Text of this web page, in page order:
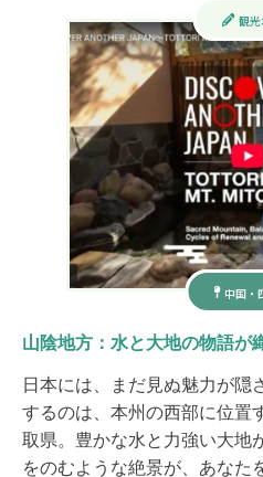
中国・
観光
山陰地方：水と大地の物語が
日本には、まだ見ぬ魅力が隠
するのは、本州の西部に位置
取県。豊かな水と力強い大地
をのむような絶景が、あなた